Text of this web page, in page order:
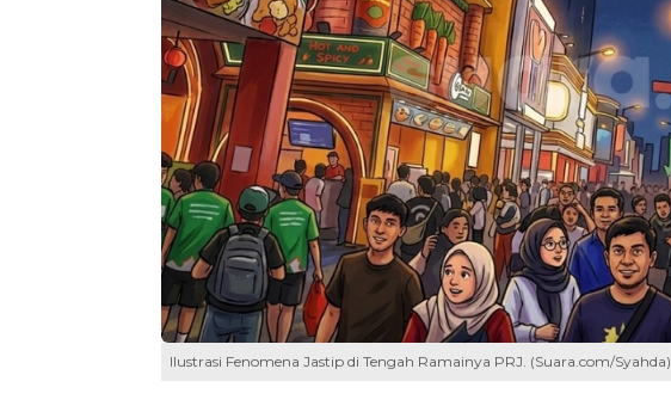
Ilustrasi Fenomena Jastip di Tengah Ramainya PRJ. (Suara.com/Syahda)